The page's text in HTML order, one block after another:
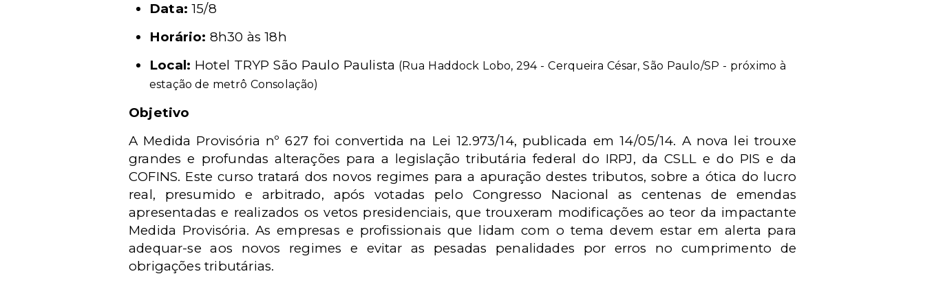
Data: 15/8
Horário: 8h30 às 18h
Local: Hotel TRYP São Paulo Paulista (Rua Haddock Lobo, 294 - Cerqueira César, São Paulo/SP - próximo à
estação de metrô Consolação)
Objetivo
A Medida Provisória nº 627 foi convertida na Lei 12.973/14, publicada em 14/05/14. A nova lei trouxe
grandes e profundas alterações para a legislação tributária federal do IRPJ, da CSLL e do PIS e da
COFINS. Este curso tratará dos novos regimes para a apuração destes tributos, sobre a ótica do lucro
real, presumido e arbitrado, após votadas pelo Congresso Nacional as centenas de emendas
apresentadas e realizados os vetos presidenciais, que trouxeram modificações ao teor da impactante
Medida Provisória. As empresas e profissionais que lidam com o tema devem estar em alerta para
adequar-se aos novos regimes e evitar as pesadas penalidades por erros no cumprimento de
obrigações tributárias.